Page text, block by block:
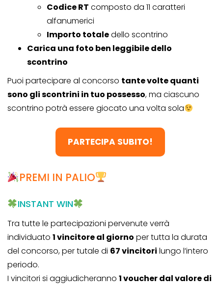
Codice RT composto da 11 caratteri
alfanumerici
Importo totaledello scontrino
Carica una foto ben leggibile dello
scontrino
Puoi partecipare al concorso tante volte quanti
sono gli scontrini in tuo possesso, ma ciascuno
scontrino potrà essere giocato una volta sola
PARTECIPA SUBITO!
PREMI IN PALIO
INSTANT WIN
Tra tutte le partecipazioni pervenute verrà
individuato 1 vincitore al giorno per tutta la durata
del concorso, per tutale di 67 vincitori lungo l’intero
periodo.
I vincitori si aggiudicheranno 1 voucher dal valore di